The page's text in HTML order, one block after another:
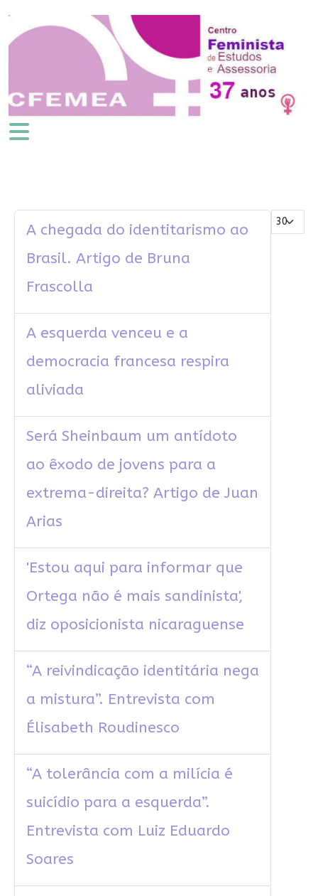
Mostrar #
A chegada do identitarismo ao
Brasil. Artigo de Bruna
Frascolla
A esquerda venceu e a
democracia francesa respira
aliviada
Será Sheinbaum um antídoto
ao êxodo de jovens para a
extrema-direita? Artigo de Juan
Arias
'Estou aqui para informar que
Ortega não é mais sandinista',
diz oposicionista nicaraguense
“A reivindicação identitária nega
a mistura”. Entrevista com
Élisabeth Roudinesco
“A tolerância com a milícia é
suicídio para a esquerda”.
Entrevista com Luiz Eduardo
Soares